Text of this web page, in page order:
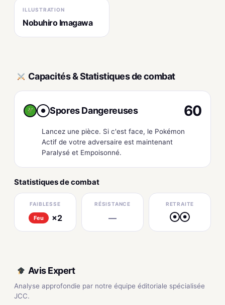
ILLUSTRATION
Nobuhiro Imagawa
Capacités & Statistiques de combat
● Spores Dangereuses 60
Lancez une pièce. Si c'est face, le Pokémon
Actif de votre adversaire est maintenant
Paralysé et Empoisonné.
Statistiques de combat
FAIBLESSE
Feu ×2
RÉSISTANCE
—
RETRAITE
● ●
Avis Expert
Analyse approfondie par notre équipe éditoriale spécialisée
JCC.